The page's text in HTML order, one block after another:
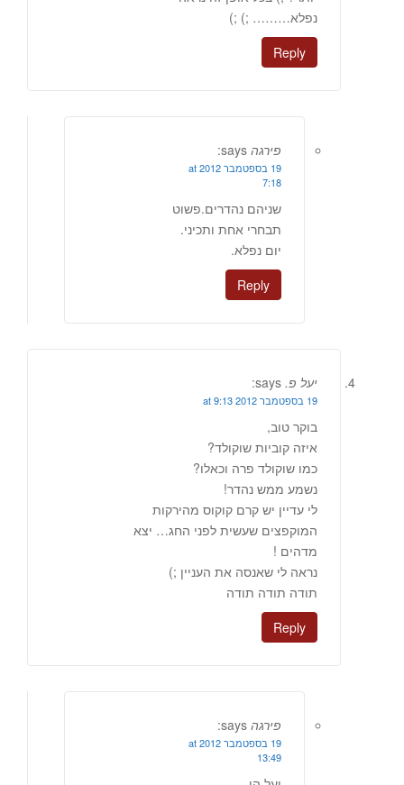
נפלא……… ;) ;)
Reply
פירגה says:
19 בספטמבר 2012 at
7:18
שניהם נהדרים.פשוט
תבחרי אחת ותכיני.
יום נפלא.
Reply
יעל פ. says:
19 בספטמבר 2012 at 9:13
בוקר טוב,
איזה קוביות שוקולד?
כמו שוקולד פרה וכאלו?
נשמע ממש נהדר!
לי עדיין יש קרם קוקוס מהירקות
המוקפצים שעשית לפני החג… יצא
מדהים !
נראה לי שאנסה את העניין ;)
תודה תודה תודה
Reply
פירגה says:
19 בספטמבר 2012 at
13:49